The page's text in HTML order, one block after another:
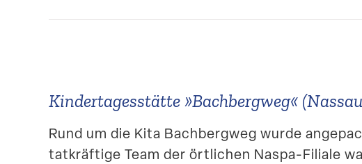
Kinder­ta­ges­stätte »Bachbergweg«
Rund um die Kita Bachbergweg wurde
tatkräftige Team der örtlichen Naspa-Filiale